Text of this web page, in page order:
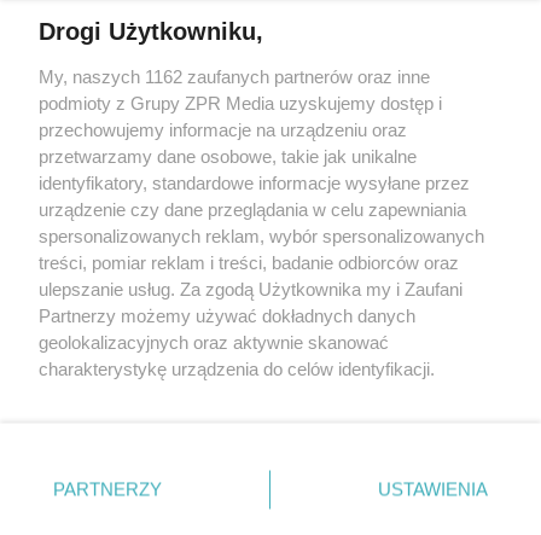
Żaden utwór zamieszczony w serwisie nie może być powielany i
rozpowszechniany lub dalej rozpowszechniany w jakikolwiek
sposób (w tym także elektroniczny lub mechaniczny) na
jakimkolwiek polu eksploatacji w jakiejkolwiek formie, włącznie z
umieszczaniem w Internecie bez pisemnej zgody właściciela praw.
Jakiekolwiek użycie lub wykorzystanie utworów w całości lub w
części z naruszeniem prawa, tzn. bez właściwej zgody, jest
zabronione pod groźbą kary i może być ścigane prawnie.
Drogi Użytkowniku,
My, naszych 1162 zaufanych partnerów oraz inne
podmioty z Grupy ZPR Media uzyskujemy dostęp i
przechowujemy informacje na urządzeniu oraz
przetwarzamy dane osobowe, takie jak unikalne
identyfikatory, standardowe informacje wysyłane przez
urządzenie czy dane przeglądania w celu zapewniania
spersonalizowanych reklam, wybór spersonalizowanych
treści, pomiar reklam i treści, badanie odbiorców oraz
ulepszanie usług. Za zgodą Użytkownika my i Zaufani
Partnerzy możemy używać dokładnych danych
geolokalizacyjnych oraz aktywnie skanować
charakterystykę urządzenia do celów identyfikacji.
zmienić/wycofać klikając przycisk ustawień prywatności
znajdujący się w lewym dolnym rogu strony
PARTNERZY USTAWIENIA